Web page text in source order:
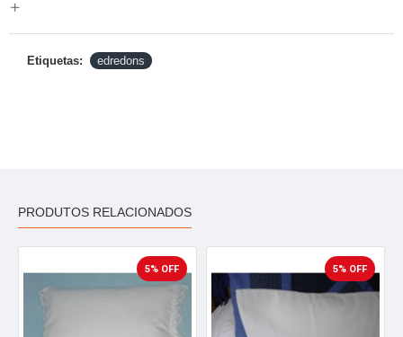
Etiquetas: edredons
PRODUTOS RELACIONADOS
5% OFF 5% OFF